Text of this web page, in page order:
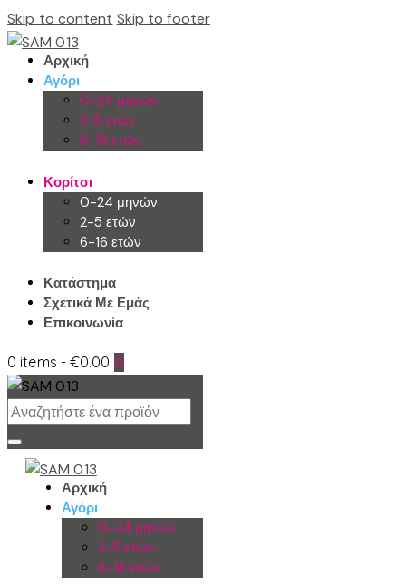
Skip to content Skip to footer
Αρχική
Αγόρι
0-24 μηνών
2-5 ετών
6-16 ετών
Κορίτσι
0-24 μηνών
2-5 ετών
6-16 ετών
Κατάστημα
Σχετικά Με Εμάς
Επικοινωνία
0 items -€0.00 0
Αρχική
Αγόρι
0-24 μηνών
2-5 ετών
6-16 ετών